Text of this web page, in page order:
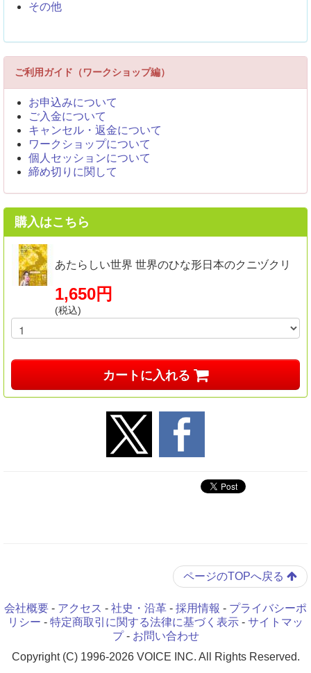
その他
ご利用ガイド（ワークショップ編）
お申込みについて
ご入金について
キャンセル・返金について
ワークショップについて
個人セッションについて
締め切りに関して
購入はこちら
あたらしい世界 世界のひな形日本のクニヅクリ
1,650円
(税込)
カートに入れる
ページのTOPへ戻る
会社概要 - アクセス - 社史・沿革 - 採用情報 - プライバシーポ
リシー - 特定商取引に関する法律に基づく表示 - サイトマッ
プ- お問い合わせ
Copyright (C) 1996-2026 VOICE INC. All Rights Reserved.